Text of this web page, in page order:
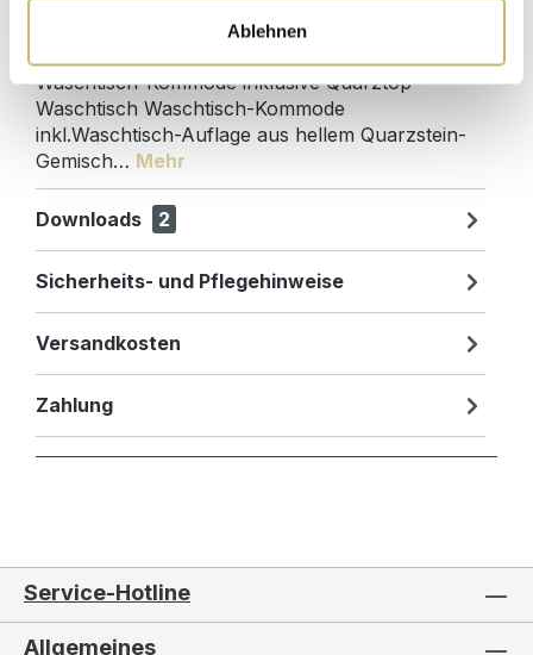
Ablehnen
Waschtisch-Kommode inklusive Quarztop-
Waschtisch Waschtisch-Kommode
inkl.Waschtisch-Auflage aus hellem Quarzstein-
Gemisch… Mehr
Downloads 2
Sicherheits- und Pflegehinweise
Versandkosten
Zahlung
Service-Hotline
Allgemeines